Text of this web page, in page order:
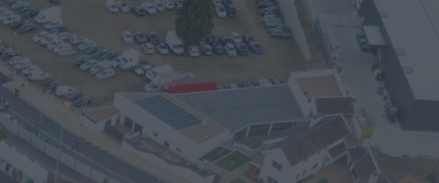
Ainda não tem artigos
guardados.
Mundial FM
Feira de São Mateus bate
recorde com mais de 56 mil
visitantes...
ONTEM, 18:27
Megaoperação
internacional desmantela
rede de tráfico de pessoas,
droga e armas. Há...
ONTEM, 18:22